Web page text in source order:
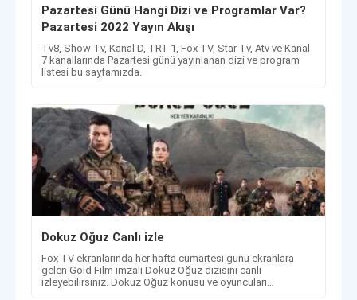
Pazartesi Günü Hangi Dizi ve Programlar Var?
Pazartesi 2022 Yayın Akışı
Tv8, Show Tv, Kanal D, TRT 1, Fox TV, Star Tv, Atv ve Kanal
7 kanallarında Pazartesi günü yayınlanan dizi ve program
listesi bu sayfamızda.
Dokuz Oğuz Canlı izle
Fox TV ekranlarında her hafta cumartesi günü ekranlara
gelen Gold Film imzalı Dokuz Oğuz dizisini canlı
izleyebilirsiniz. Dokuz Oğuz konusu ve oyuncuları